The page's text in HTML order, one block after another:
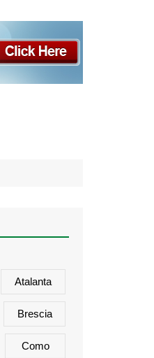
Atalanta
Brescia
Como